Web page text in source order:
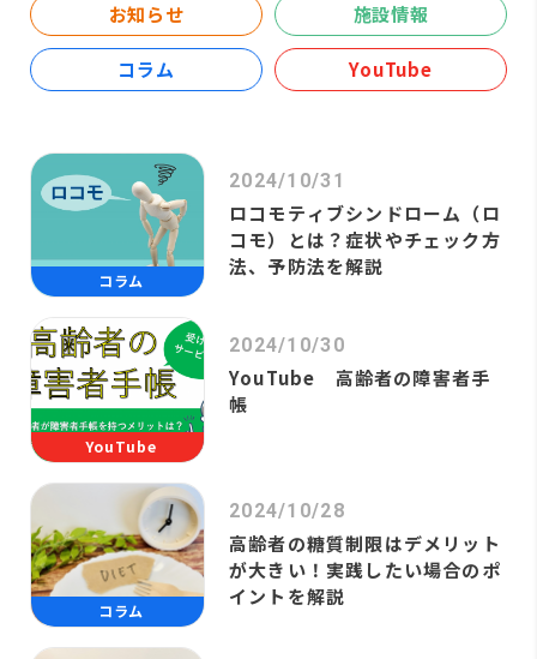
お知らせ 施設情報
コラム YouTube
コラム
2024/10/31
ロコモティブシンドローム（ロ
コモ）とは？症状やチェック方
法、予防法を解説
YouTube
2024/10/30
YouTube 高齢者の障害者手
帳
コラム
2024/10/28
高齢者の糖質制限はデメリット
が大きい！実践したい場合のポ
イントを解説